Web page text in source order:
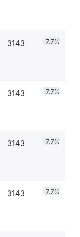
3143 7.7%
3143 7.7%
3143 7.7%
3143 7.7%